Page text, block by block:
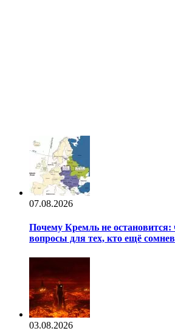
07.08.2026
Почему Кремль не остановится:
вопросы для тех, кто ещё
03.08.2026